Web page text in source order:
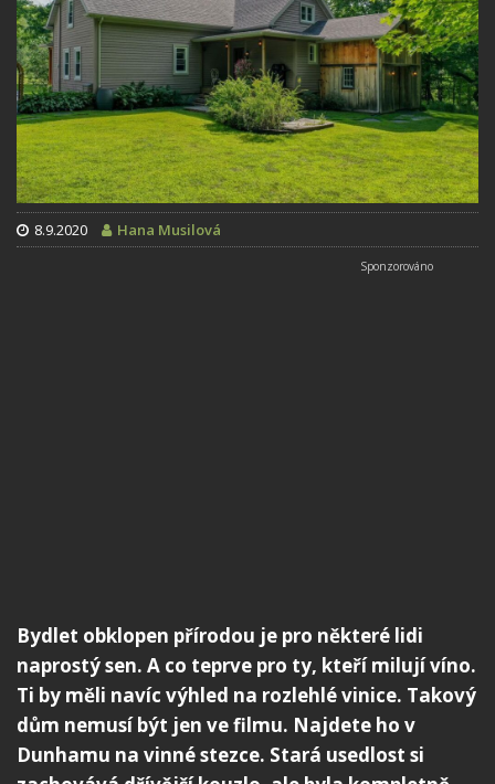
8.9.2020 Hana Musilová
Bydlet obklopen přírodou je pro některé lidi
naprostý sen. A co teprve pro ty, kteří milují víno.
Ti by měli navíc výhled na rozlehlé vinice. Takový
dům nemusí být jen ve filmu. Najdete ho v
Dunhamu na vinné stezce. Stará usedlost si